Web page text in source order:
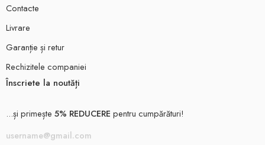
Contacte
Livrare
Garanție și retur
Rechizitele companiei
Înscriete la noutăți
...și primește 5% REDUCERE pentru cumpărături!